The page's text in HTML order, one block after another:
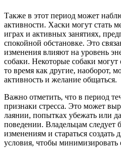
Также в этот период может
активности. Хаски могут стать
играх и активных занятиях,
спокойной обстановке. Это
изменения влияют на уровень
собаки. Некоторые собаки
то время как другие, наоборот,
активность и желание общаться.
Важно отметить, что в период
признаки стресса. Это может
лаянии, попытках убежать или
поведении. Владельцам
изменениям и стараться создать
условия, чтобы минимизировать